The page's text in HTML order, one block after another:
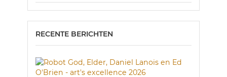
RECENTE BERICHTEN